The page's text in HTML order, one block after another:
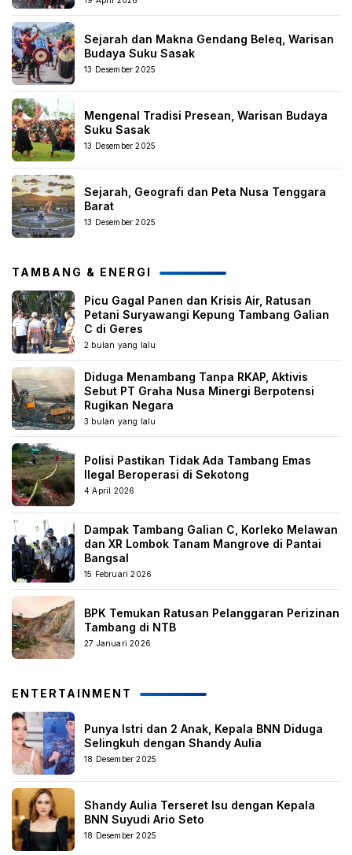
Sejarah dan Makna Gendang Beleq, Warisan
Budaya Suku Sasak
13 Desember 2025
Mengenal Tradisi Presean, Warisan Budaya
Suku Sasak
13 Desember 2025
Sejarah, Geografi dan Peta Nusa Tenggara
Barat
13 Desember 2025
TAMBANG & ENERGI
Picu Gagal Panen dan Krisis Air, Ratusan
Petani Suryawangi Kepung Tambang Galian
C di Geres
2 bulan yang lalu
Diduga Menambang Tanpa RKAP, Aktivis
Sebut PT Graha Nusa Minergi Berpotensi
Rugikan Negara
3 bulan yang lalu
Polisi Pastikan Tidak Ada Tambang Emas
Ilegal Beroperasi di Sekotong
4 April 2026
Dampak Tambang Galian C, Korleko Melawan
dan XR Lombok Tanam Mangrove di Pantai
Bangsal
15 Februari 2026
BPK Temukan Ratusan Pelanggaran Perizinan
Tambang di NTB
27 Januari 2026
ENTERTAINMENT
Punya Istri dan 2 Anak, Kepala BNN Diduga
Selingkuh dengan Shandy Aulia
18 Desember 2025
Shandy Aulia Terseret Isu dengan Kepala
BNN Suyudi Ario Seto
18 Desember 2025